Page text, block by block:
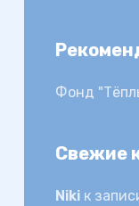
Фонд
Свежие
Nikiк